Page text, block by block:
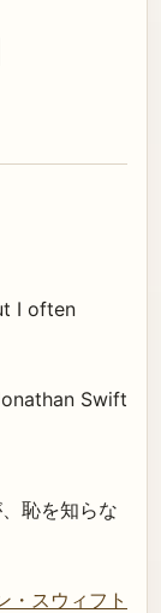
I often
Swift
恥を知らな
・スウィフト